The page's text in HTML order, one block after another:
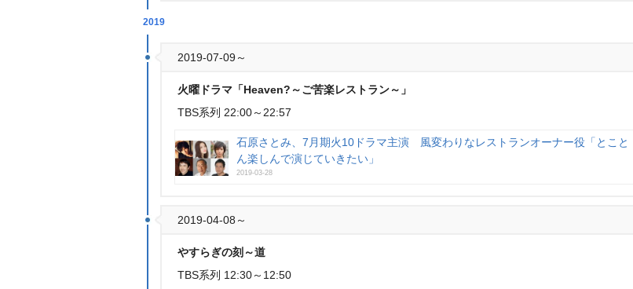
2019
2019-07-09～
火曜ドラマ「Heaven?～ご苦楽レストラン～」
TBS系列 22:00～22:57
石原さとみ、7月期火10ドラマ主演 風変わりなレストランオーナー役「とこと
ん楽しんで演じていきたい」
2019-03-28
2019-04-08～
すらぎの刻～道
TBS系列 12:30～12:50